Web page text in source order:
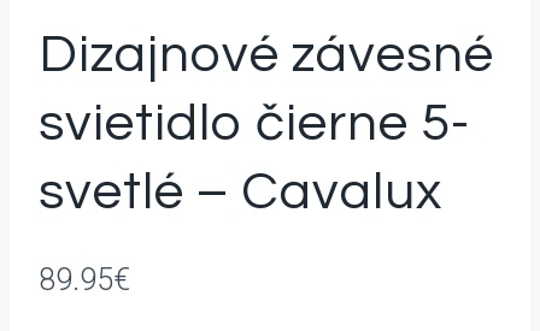
Dizajnové závesné
svietidlo čierne 5-
svetlé – Cavalux
89.95€